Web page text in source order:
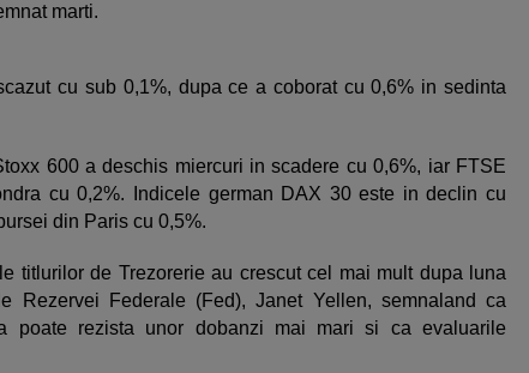
marti.
cu sub 0,1%, dupa ce a coborat cu 0,6% in sedinta
600 a deschis miercuri in scadere cu 0,6%, iar FTSE
cu 0,2%. Indicele german DAX 30 este in declin cu
din Paris cu 0,5%.
titlurilor de Trezorerie au crescut cel mai mult dupa luna
Rezervei Federale (Fed), Janet Yellen, semnaland ca
poate rezista unor dobanzi mai mari si ca evaluarile